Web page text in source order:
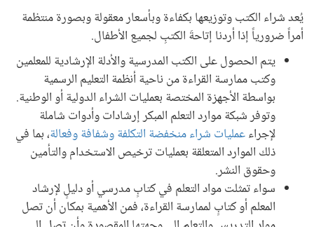
يُعد شراء الكتب وتوزيعها بكفاءة وبأسعار معقولة وبصورة منتظمة
أمراً ضرورياً إذا أردنا إتاحةَ الكتبِ لجميع الأطفال.
يتم الحصول على الكتب المدرسية والأدلة الإرشادية للمعلمين
وكتب ممارسة القراءة من ناحية أنظمة التعليم الرسمية
بواسطة الأجهزة المختصة بعمليات الشراء الدولية أو الوطنية.
وتوفر شبكة موارد التعلم المبكر إرشادات وأدوات شاملة
لإجراءعمليات شراء منخفضة التكلفة وشفافة وفعالة، بما في
ذلك الموارد المتعلقة بعمليات ترخيص الاستخدام والتأمين
وحقوق النشر.
سواء تمثلت مواد التعلم في كتابٍ مدرسي أو دليلٍ لإرشاد
المعلم أو كتابٍ لممارسة القراءة، فمن الأهمية بمكان أن تصل